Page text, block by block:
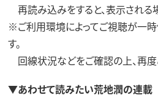
再読み込みをすると、表示される
※ご利用環境によってご視聴が一
す。
回線状況などをご確認の上、再度
▼あわせて読みたい荒地潤の連載